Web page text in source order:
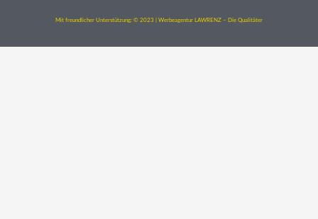
Mit freundlicher Unterstützung: © 2023 | Werbeagentur LAWRENZ – Die Qualitäter